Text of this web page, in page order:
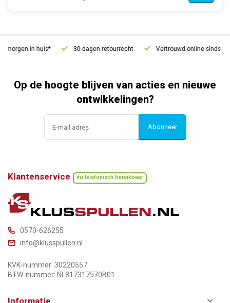
in huis* 30 dagen retourrecht Vertrouwd online sinds 2006
Op de hoogte blijven van acties en nieuwe
ontwikkelingen?
Abonneer
Klantenservice nu telefonisch bereikbaar
0570-626255
info@klusspullen.nl
KVK-nummer: 30220557
BTW-nummer: NL817317570B01
Informatie